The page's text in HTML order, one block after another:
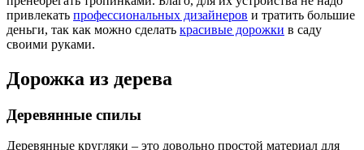
привлекать профессиональных дизайнеров и тратить большие
деньги, так как можно сделать красивые дорожки в саду
своими руками.
Дорожка из дерева
Деревянные спилы
Деревянные кругляки – это довольно простой материал для